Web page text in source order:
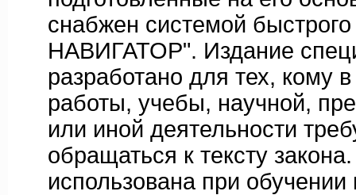
снабжен системой
НАВИГАТОР". Издание
разработано для тех, кому
работы, учебы, научной,
или иной деятельности
обращаться к тексту
использована при обучении